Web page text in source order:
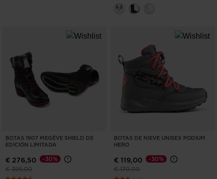
BOTAS 1907 MEGÈVE SHIELD DE
EDICIÓN LIMITADA
€ 276,50
Precio reducido de
€ 395,00a
-30%
BOTAS DE NIEVE UNISEX PODIUM
HERO
€ 119,00
Precio reducido de
€ 170,00a
-30%